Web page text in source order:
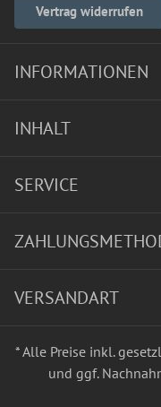
Vertrag widerrufen
INFORMATIONEN
INHALT
SERVICE
VERSANDART
* Alle Preise inkl.
und ggf.